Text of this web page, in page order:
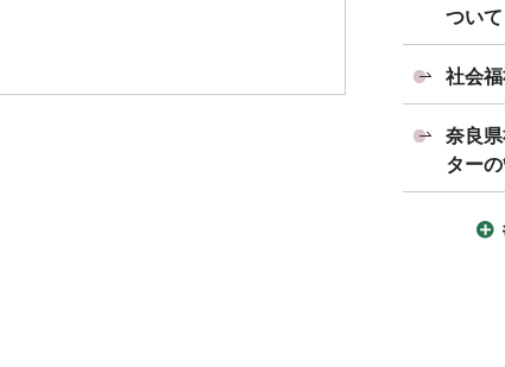
ついて
社会
奈良
ター